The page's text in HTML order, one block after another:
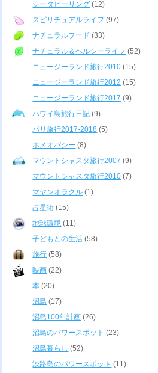
シータヒーリング (12)
スピリチュアルライフ (97)
ナチュラルフード (33)
ナチュラル＆ヘルシーライフ (52)
ニュージーランド旅行2010 (15)
ニュージーランド旅行2012 (15)
ニュージーランド旅行2017 (9)
ハワイ島旅行日記 (9)
パリ旅行2017-2018 (5)
ホメオパシー (8)
マウントシャスタ旅行2007 (9)
マウントシャスタ旅行2010 (7)
マヤンオラクル (1)
占星術 (15)
地球環境 (11)
子どもとの生活 (58)
旅行 (58)
映画 (22)
本 (20)
沼島 (17)
沼島100年計画 (26)
沼島のパワースポット (23)
沼島暮らし (52)
淡路島のパワースポット (11)